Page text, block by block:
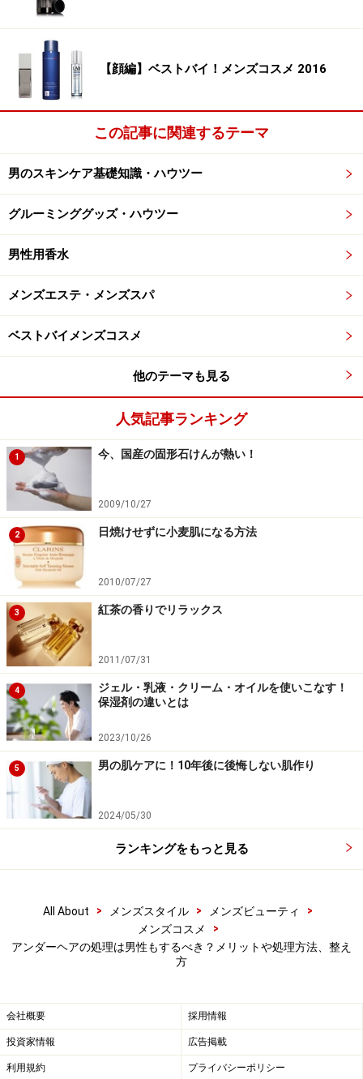
アンダーヘアを男性が処理する方法は？
さて、アンダーヘアの処理方法は大きく分けると、『切
る（刈る）』or『抜く』の2つになります。まず、もっと
刈る方法です。
今、人気を博しているのが、パナソニックの「ボディト
リマー ER-GK60」。こちらは肌に優しくなで剃りができ
るというのが最大の特徴。胸やワキ、足など従来のボデ
ィトリマーの得意分野に加えて、ビキニゾーンやでん部
的なのです。
パナソニック ボディトリマー® ボディシェーバー
VIO対応 お風呂剃り可 メンズ 白 ER-GK60-W
Amazonで見る
従来の同様の製品では、持ち手と刃の角度の関係で刈り
づらいこともありました。こちらは、エンピツのように
可能に。また、トリマー刃自体も丸みを帯びた形状で、
肌あたりが優しくなっています。
ん。前髪パッツンのように切りそろえてしまうと、不自
然な印象があるので注意してください。前述の見えない
部分は気をつけて処理しましょう。
【顔編】ベストバイ！メンズコスメ 2016
この記事に関連するテーマ
男のスキンケア基礎知識・ハウツー
グルーミンググッズ・ハウツー
男性用香水
メンズエステ・メンズスパ
ベストバイメンズコスメ
他のテーマも見る
人気記事ランキング
1 今、国産の固形石けんが熱い！
2009/10/27
2 日焼けせずに小麦肌になる方法
2010/07/27
3 紅茶の香りでリラックス
2011/07/31
4
ジェル・乳液・クリーム・オイルを使いこなす！
保湿剤の違いとは
2023/10/26
5 男の肌ケアに！10年後に後悔しない肌作り
2024/05/30
ランキングをもっと見る
All About > メンズスタイル > メンズビューティ
>
メンズコスメ
>
アンダーヘアの処理は男性もするべき？メリットや処理方法、整え
方
会社概要 採用情報
投資家情報 広告掲載
利用規約 プライバシーポリシー